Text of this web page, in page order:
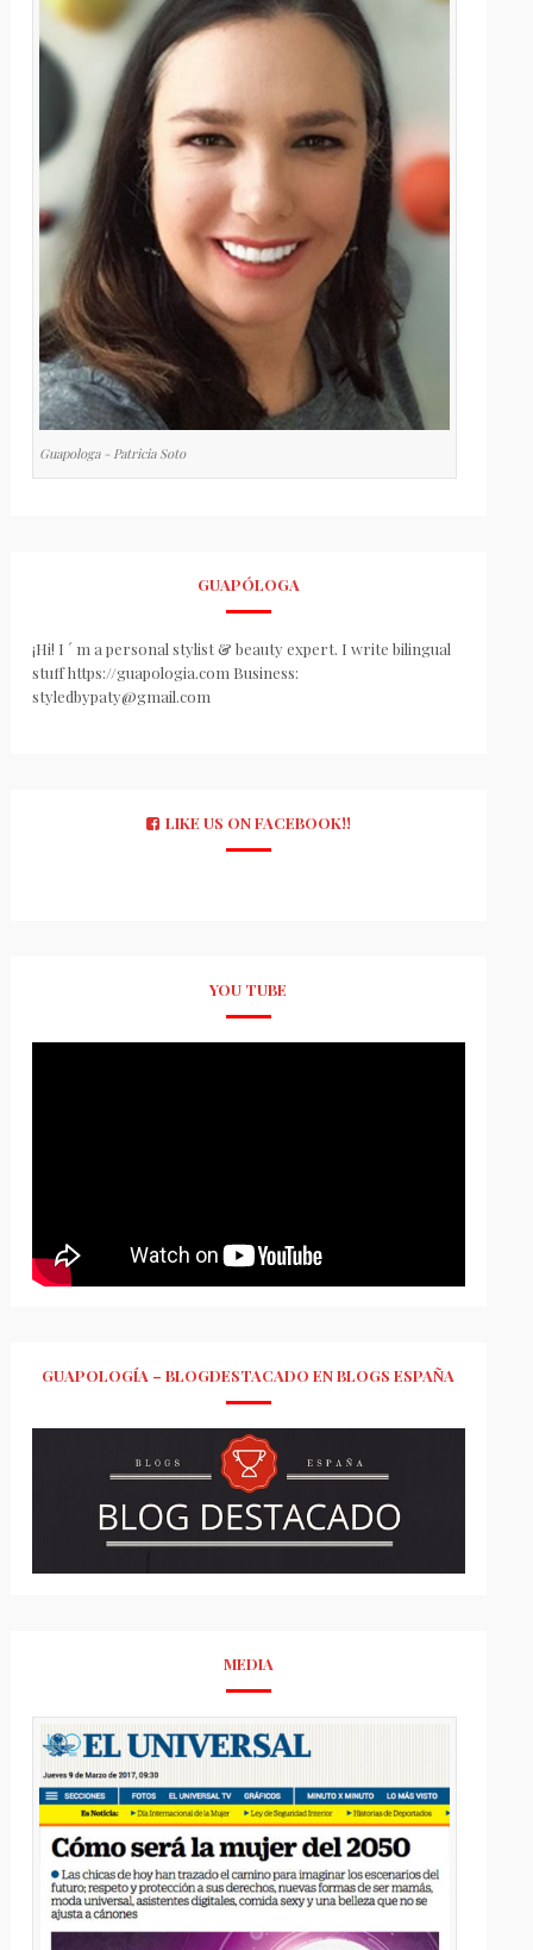
Guapologa - Patricia Soto
GUAPÓLOGA
¡Hi! I ´ m a personal stylist & beauty expert. I write bilingual
stuff https://guapologia.com Business:
styledbypaty@gmail.com
LIKE US ON FACEBOOK!!
YOU TUBE
GUAPOLOGÍA – BLOGDESTACADO EN BLOGS ESPAÑA
MEDIA